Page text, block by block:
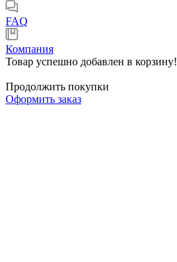
FAQ
Компания
Товар успешно добавлен в корзину!
Продолжить покупки
Оформить заказ